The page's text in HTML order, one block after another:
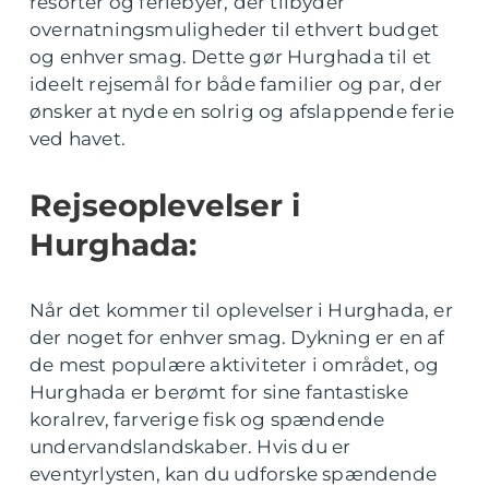
overnatningsmuligheder til ethvert budget
og enhver smag. Dette gør Hurghada til et
ideelt rejsemål for både familier og par, der
ønsker at nyde en solrig og afslappende ferie
ved havet.
Rejseoplevelser i
Hurghada:
Når det kommer til oplevelser i Hurghada, er
der noget for enhver smag. Dykning er en af
de mest populære aktiviteter i området, og
Hurghada er berømt for sine fantastiske
koralrev, farverige fisk og spændende
undervandslandskaber. Hvis du er
eventyrlysten, kan du udforske spændende